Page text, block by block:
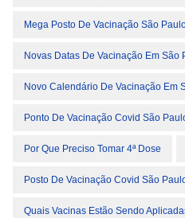
Mega Posto De Vacinação São
Novas Datas De Vacinação Em São
Novo Calendário De Vacinação Em
Ponto De Vacinação Covid São
Por Que Preciso Tomar 4ª Dose
Posto De Vacinação Covid São
Quais Vacinas Estão Sendo